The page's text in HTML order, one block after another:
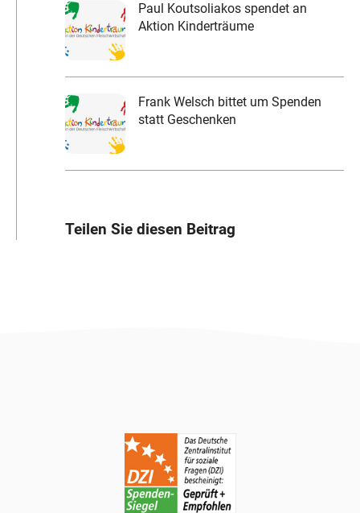
Paul Koutsoliakos spendet an
Aktion Kinderträume
Frank Welsch bittet um Spenden
statt Geschenken
Teilen Sie diesen Beitrag